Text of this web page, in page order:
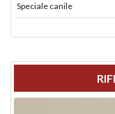
Speciale canile